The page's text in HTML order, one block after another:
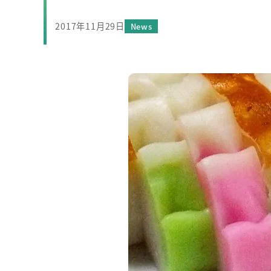
投稿日
2017年11月29日 カテゴリー
News